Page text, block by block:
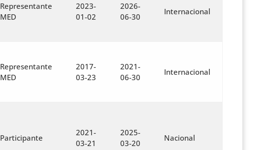
Representante
MED
2023-
01-02
2026-
06-30
Internacional
Representante
MED
2017-
03-23
2021-
06-30
Internacional
Participante
2021-
03-21
2025-
03-20
Nacional